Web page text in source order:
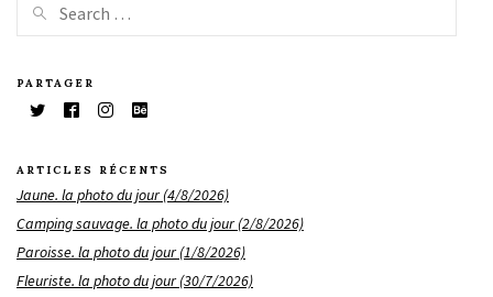
PARTAGER
ARTICLES RÉCENTS
Jaune. la photo du jour (4/8/2026)
Camping sauvage. la photo du jour (2/8/2026)
Paroisse. la photo du jour (1/8/2026)
Fleuriste. la photo du jour (30/7/2026)